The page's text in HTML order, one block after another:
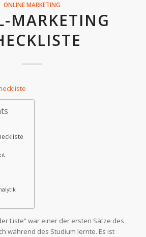
ONLINE MARKETING
MARKETING
Liste“ war einer der ersten Sätze des
während des Studium lernte. Es ist